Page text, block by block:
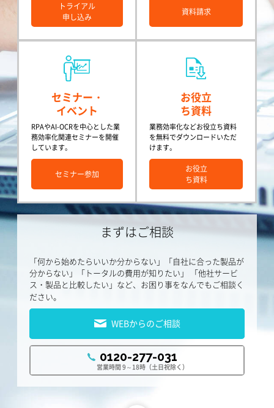
トライアル
申し込み
資料請求
セミナー・
イベント
RPAやAI-OCRを中心とした業
務効率化関連セミナーを開催
しています。
セミナー参加
お役立
ち資料
業務効率化などお役立ち資料
を無料でダウンロードいただ
けます。
お役立
ち資料
まずはご相談
「何から始めたらいいか分からない」「自社に合った製品が
分からない」「トータルの費用が知りたい」
「他社サービ
ス・製品と比較したい」など、お困り事をなんでもご相談く
ださい。
0120-277-031
営業時間 9～18時（土日祝除く）
WEBからのご相談